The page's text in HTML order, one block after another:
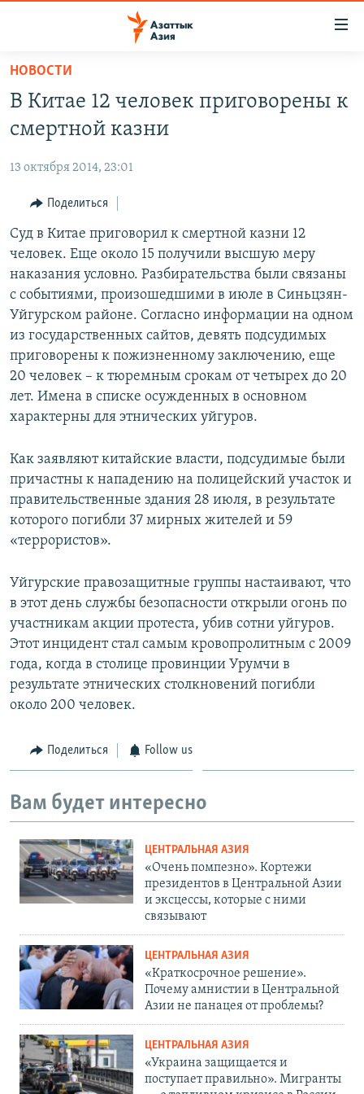
Вернуться
основному
содержанию
Вернутся
навигации
Вернутся
поиску
УЗБЕКИСТАН
ТАДЖИКИСТАН
ВОЙНА В УКРАИНЕ
НА ДРУГИХ ЯЗЫКАХ
ҚАЗАҚША
КЫРГЫЗЧА
ТОҶИКӢ
TÜRKMENÇE
Все сайты РСЕ/РС
НОВОСТИ
В Китае 12 человек приговорены к
смертной казни
13 октября 2014, 23:01
Поделиться
Суд в Китае приговорил к смертной казни 12
человек. Еще около 15 получили высшую меру
наказания условно. Разбирательства были связаны
с событиями, произошедшими в июле в Синьцзян-
Уйгурском районе. Согласно информации на одном
из государственных сайтов, девять подсудимых
приговорены к пожизненному заключению, еще
20 человек – к тюремным срокам от четырех до 20
лет. Имена в списке осужденных в основном
характерны для этнических уйгуров.
Как заявляют китайские власти, подсудимые были
причастны к нападению на полицейский участок и
правительственные здания 28 июля, в результате
которого погибли 37 мирных жителей и 59
«террористов».
Уйгурские правозащитные группы настаивают, что
в этот день службы безопасности открыли огонь по
участникам акции протеста, убив сотни уйгуров.
Этот инцидент стал самым кровопролитным с 2009
года, когда в столице провинции Урумчи в
результате этнических столкновений погибли
около 200 человек.
Поделиться Follow us
Вам будет интересно
ЦЕНТРАЛЬНАЯ АЗИЯ
«Очень помпезно». Кортежи
президентов в Центральной Азии
и эксцессы, которые с ними
связывают
ЦЕНТРАЛЬНАЯ АЗИЯ
«Краткосрочное решение».
Почему амнистии в Центральной
Азии не панацея от проблемы?
ЦЕНТРАЛЬНАЯ АЗИЯ
«Украина защищается и
поступает правильно». Мигранты